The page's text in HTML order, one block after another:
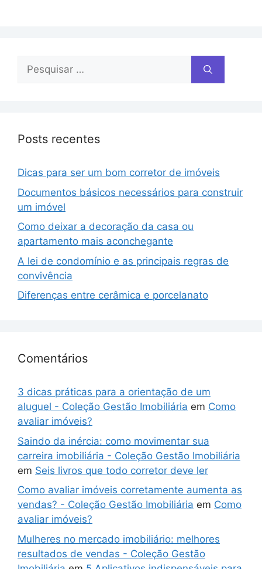
Posts recentes
Dicas para ser um bom corretor de imóveis
Documentos básicos necessários para construir
um imóvel
Como deixar a decoração da casa ou
apartamento mais aconchegante
A lei de condomínio e as principais regras de
convivência
Diferenças entre cerâmica e porcelanato
Comentários
3 dicas práticas para a orientação de um
aluguel - Coleção Gestão Imobiliária em Como
avaliar imóveis?
Saindo da inércia: como movimentar sua
carreira imobiliária - Coleção Gestão Imobiliária
em Seis livros que todo corretor deve ler
Como avaliar imóveis corretamente aumenta as
vendas? - Coleção Gestão Imobiliária em Como
avaliar imóveis?
Mulheres no mercado imobiliário: melhores
resultados de vendas - Coleção Gestão